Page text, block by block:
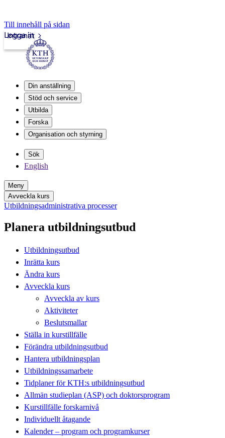
Till innehåll på sidan
Intranät
Logga in
Din anställning
Stöd och service
Utbilda
Forska
Organisation och styrning
Sök
English
Meny
Avveckla kurs
Utbildningsadministrativa processer
Planera utbildningsutbud
Utbildningsutbud
Inrätta kurs
Ändra kurs
Avveckla kurs
Avveckla av kurs
Aktiviteter
Beslutsmallar
Ställa in kurstillfälle
Förändra utbildningsutbud
Hantera utbildningsplan
Utbildningssamarbete
Tidplaner för KTH:s utbildningsutbud
Allmän studieplan (ASP) och doktorsprogram
Kurstillfälle forskarnivå
Individuellt åtagande
Kalender – program och programkurser